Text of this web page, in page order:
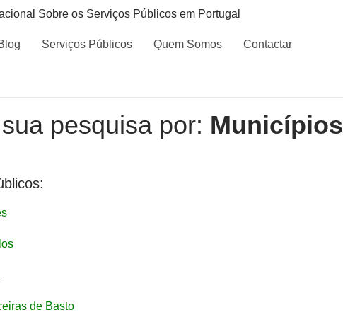
Sobre os Serviços Públicos em Portugal
Serviços Públicos Quem Somos Contactar
pesquisa por: Municípios
de Basto